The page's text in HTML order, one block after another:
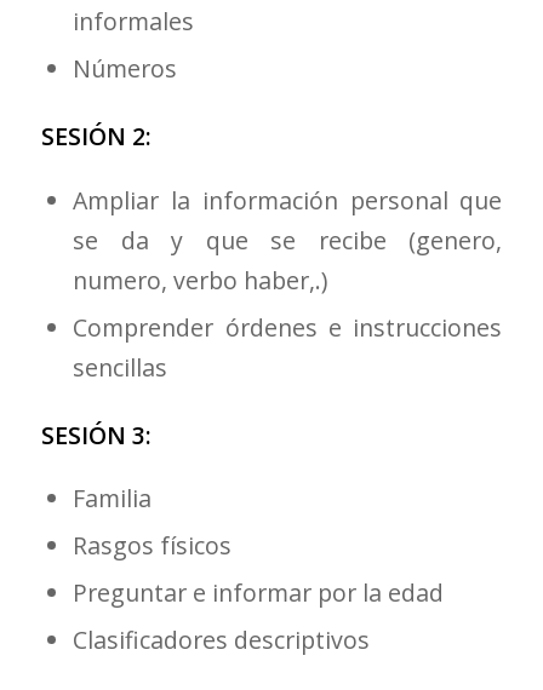
informales
Números
SESIÓN 2:
Ampliar la información personal que
se da y que se recibe (genero,
numero, verbo haber,.)
Comprender órdenes e instrucciones
sencillas
SESIÓN 3:
Familia
Rasgos físicos
Preguntar e informar por la edad
Clasificadores descriptivos